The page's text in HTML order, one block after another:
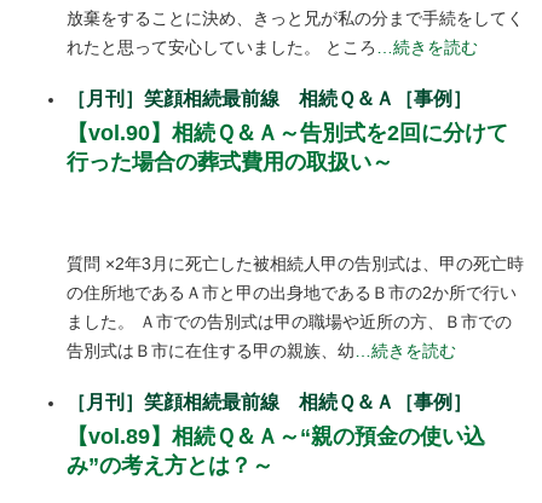
放棄をすることに決め、きっと兄が私の分まで手続をしてく
れたと思って安心していました。 ところ
…続きを読む
［月刊］笑顔相続最前線 相続Ｑ＆Ａ［事例］
【vol.90】相続Ｑ＆Ａ～告別式を2回に分けて
行った場合の葬式費用の取扱い～
質問 ×2年3月に死亡した被相続人甲の告別式は、甲の死亡時
の住所地であるＡ市と甲の出身地であるＢ市の2か所で行い
ました。 Ａ市での告別式は甲の職場や近所の方、Ｂ市での
告別式はＢ市に在住する甲の親族、幼 …続きを読む
［月刊］笑顔相続最前線 相続Ｑ＆Ａ［事例］
【vol.89】相続Ｑ＆Ａ～“親の預金の使い込
み”の考え方とは？～